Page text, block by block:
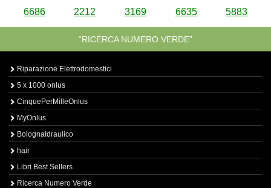
6686 2212 3169 6635 5883
“RICERCA NUMERO VERDE”
Riparazione Elettrodomestici
5 x 1000 onlus
CinquePerMilleOnlus
MyOnlus
BolognaIdraulico
hair
Libri Best Sellers
Ricerca Numero Verde